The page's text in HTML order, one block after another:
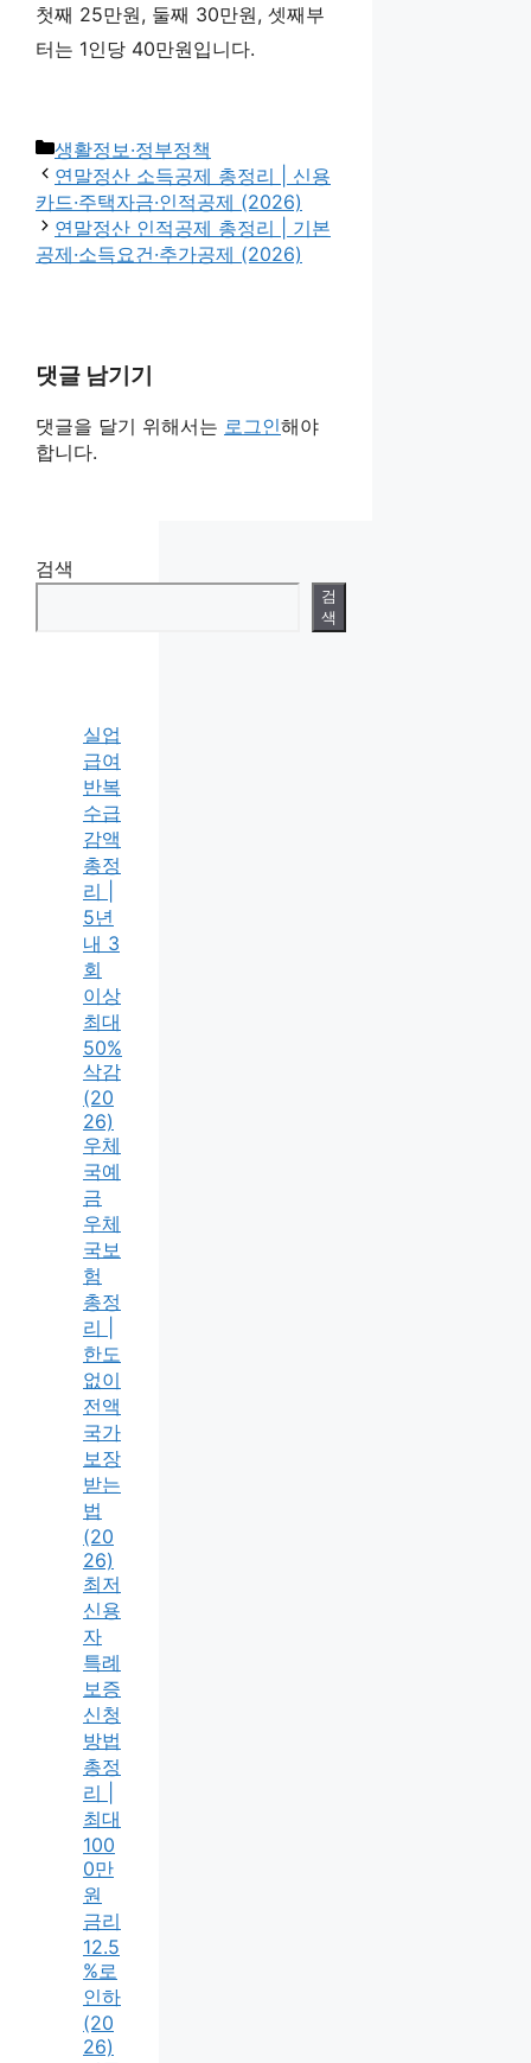
첫째 25만원, 둘째 30만원, 셋째부
터는 1인당 40만원입니다.
카
테
고
리
생활정보·정부정책
연말정산 소득공제 총정리 | 신용
카드·주택자금·인적공제 (2026)
연말정산 인적공제 총정리 | 기본
공제·소득요건·추가공제 (2026)
댓글 남기기
댓글을 달기 위해서는 로그인해야
합니다.
검색
검
색
실업
급여
반복
수급
감액
총정
리 |
5년
내 3
회
이상
최대
50%
삭감
(20
26)
우체
국예
금
우체
국보
험
총정
리 |
한도
없이
전액
국가
보장
받는
법
(20
26)
최저
신용
자
특례
보증
신청
방법
총정
리 |
최대
100
0만
원
금리
12.5
%로
인하
(20
26)